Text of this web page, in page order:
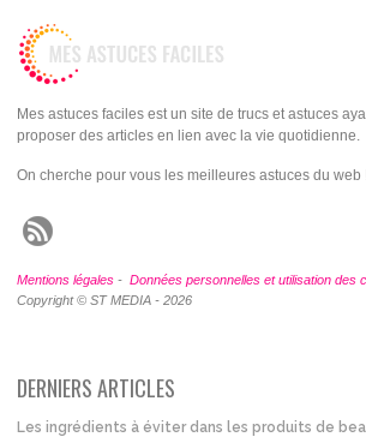
Mes astuces faciles est un site de trucs et astuces
proposer des articles en lien avec la vie quotidienne.
On cherche pour vous les meilleures astuces du web
Mentions légales - Données personnelles et utilisation des
Copyright © ST MEDIA - 2026
DERNIERS ARTICLES
Les ingrédients à éviter dans les produits de